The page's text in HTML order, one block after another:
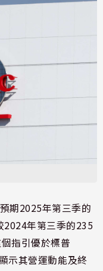
期2025年第三季的
2024年第三季的235
指引優於標普
示其營運動能及終